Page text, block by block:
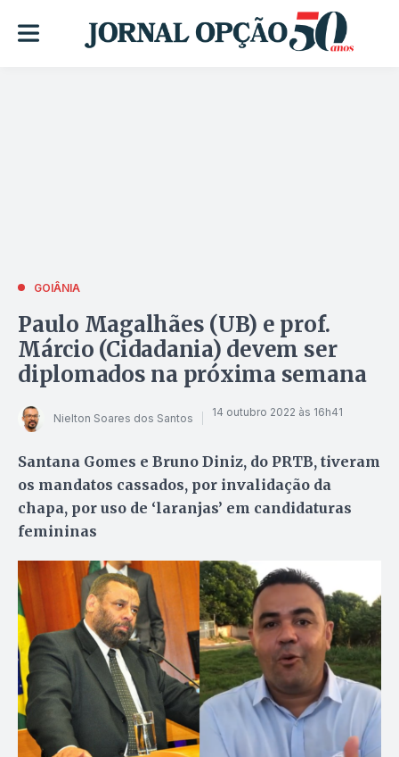
GOIÂNIA
Paulo Magalhães (UB) e prof.
Márcio (Cidadania) devem ser
diplomados na próxima semana
Nielton Soares dos Santos 14 outubro 2022 às 16h41
Santana Gomes e Bruno Diniz, do PRTB, tiveram
os mandatos cassados, por invalidação da
chapa, por uso de ‘laranjas’ em candidaturas
femininas